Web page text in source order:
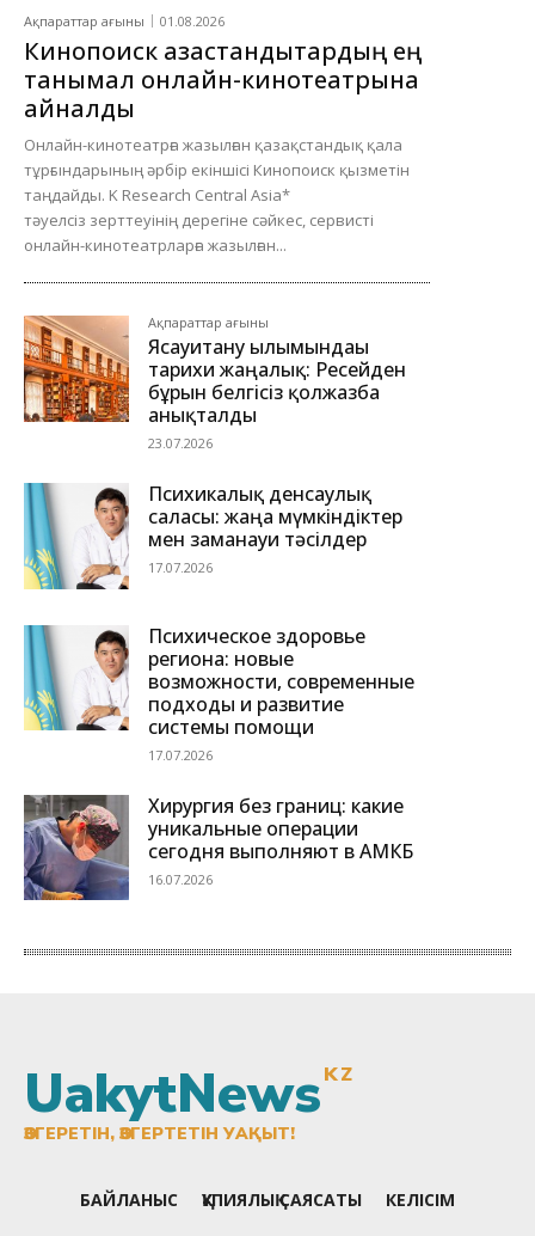
UakytNewsKZ
ӨЗГЕРЕТІН, ӨЗГЕРТЕТІН УАҚЫТ!
БАЙЛАНЫС ҚҰПИЯЛЫҚ САЯСАТЫ КЕЛІСІМ